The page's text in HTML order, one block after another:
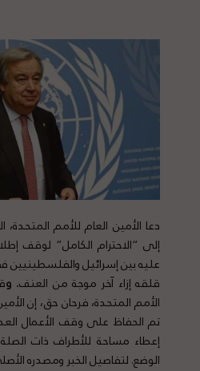
دعا الأمين العام للأمم
إلى “الاحترام الكامل” لوقف
قلقه إزاء آخر موجة من العنف. و
الأمم المتحدة، فرحان حق، إن
تم الحفاظ على وقف الأعمال
إعطاء مساحة للأطراف ذات الصلة
الوضع. لتفاصيل الخبر ومصدره